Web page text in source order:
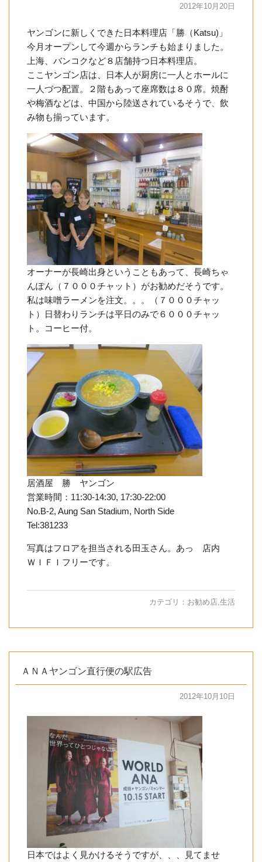
2012年10月20日
ヤンゴンに新しくできた日本料理店「勝（Katsu)」
今月オープンして今週からランチも始まりました。
上海、バンコクなど８店舗持つ日本料理店。
ここヤンゴン店は、日本人が厨房に一人とホールに
一人づつ配置。２階もあって座席数は８０席。焼酎
や梅酒などは、中国から陸送されているそうで、飲
み物も揃っています。
オーナーが長崎出身ということもあって、長崎ちゃ
んぽん（７０００チャット）がお勧めだそうです。
私は味噌ラーメンを注文。。。（７０００チャッ
ト）日替わりランチは平日のみで６０００チャッ
ト。コーヒー付。
居酒屋 勝 ヤンゴン
営業時間：11:30-14:30, 17:30-22:00
No.B-2, Aung San Stadium, North Side
Tel:381233
写真はフロアを担当される田玉さん。あっ 店内
ＷＩＦＩフリーです。
カテゴリ： お勧め店,生活
ＡＮＡヤンゴン直行便の駅広告
2012年10月10日
日本ではよく見かけるそうですが、、、見てませ